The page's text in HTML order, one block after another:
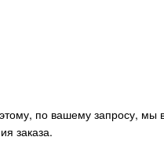
по вашему запросу,
заказа.